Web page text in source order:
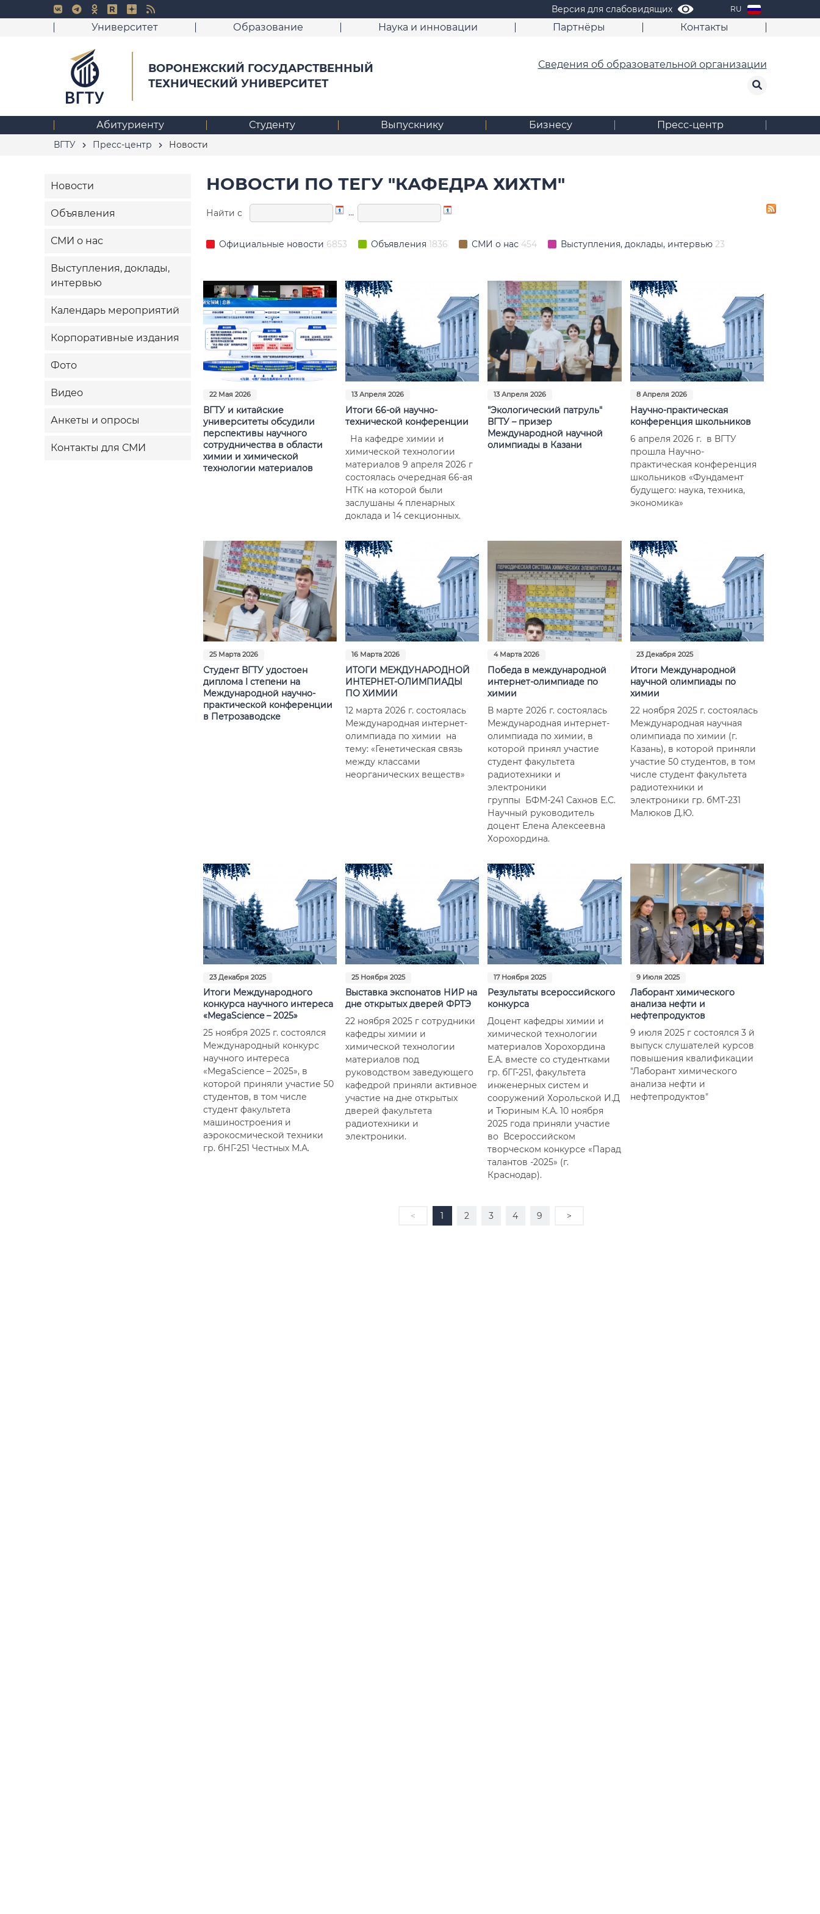
Версия для слабовидящих RU
Университет Образование Наука и инновации Партнёры Контакты
ВОРОНЕЖСКИЙ ГОСУДАРСТВЕННЫЙ
ТЕХНИЧЕСКИЙ УНИВЕРСИТЕТ
Сведения об образовательной организации
Абитуриенту Студенту Выпускнику Бизнесу Пресс-центр
ВГТУ Пресс-центр Новости
Новости
Объявления
СМИ о нас
Выступления, доклады,
интервью
Календарь мероприятий
Корпоративные издания
Фото
Видео
Анкеты и опросы
Контакты для СМИ
НОВОСТИ ПО ТЕГУ "КАФЕДРА ХИХТМ"
Найти с …
Официальные новости 6853 Объявления 1836 СМИ о нас 454 Выступления, доклады, интервью 23
22 Мая 2026
ВГТУ и китайские
университеты обсудили
перспективы научного
сотрудничества в области
химии и химической
технологии материалов
13 Апреля 2026
Итоги 66-ой научно-
технической конференции
На кафедре химии и
химической технологии
материалов 9 апреля 2026 г
состоялась очередная 66-ая
НТК на которой были
заслушаны 4 пленарных
доклада и 14 секционных.
13 Апреля 2026
"Экологический патруль"
ВГТУ – призер
Международной научной
олимпиады в Казани
8 Апреля 2026
Научно-практическая
конференция школьников
6 апреля 2026 г. в ВГТУ
прошла Научно-
практическая конференция
школьников «Фундамент
будущего: наука, техника,
экономика»
25 Марта 2026
Студент ВГТУ удостоен
диплома I степени на
Международной научно-
практической конференции
в Петрозаводске
16 Марта 2026
ИТОГИ МЕЖДУНАРОДНОЙ
ИНТЕРНЕТ-ОЛИМПИАДЫ
ПО ХИМИИ
12 марта 2026 г. состоялась
Международная интернет-
олимпиада по химии на
тему: «Генетическая связь
между классами
неорганических веществ»
4 Марта 2026
Победа в международной
интернет-олимпиаде по
химии
В марте 2026 г. состоялась
Международная интернет-
олимпиада по химии, в
которой принял участие
студент факультета
радиотехники и
электроники
группы БФМ-241 Сахнов Е.С.
Научный руководитель
доцент Елена Алексеевна
Хорохордина.
23 Декабря 2025
Итоги Международной
научной олимпиады по
химии
22 ноября 2025 г. состоялась
Международная научная
олимпиада по химии (г.
Казань), в которой приняли
участие 50 студентов, в том
числе студент факультета
радиотехники и
электроники гр. бМТ-231
Малюков Д.Ю.
23 Декабря 2025
Итоги Международного
конкурса научного интереса
«MegaScience – 2025»
25 ноября 2025 г. состоялся
Международный конкурс
научного интереса
«MegaScience – 2025», в
которой приняли участие 50
студентов, в том числе
студент факультета
машиностроения и
аэрокосмической техники
гр. бНГ-251 Честных М.А.
25 Ноября 2025
Выставка экспонатов НИР на
дне открытых дверей ФРТЭ
22 ноября 2025 г сотрудники
кафедры химии и
химической технологии
материалов под
руководством заведующего
кафедрой приняли активное
участие на дне открытых
дверей факультета
радиотехники и
электроники.
17 Ноября 2025
Результаты всероссийского
конкурса
Доцент кафедры химии и
химической технологии
материалов Хорохордина
Е.А. вместе со студентками
гр. бГГ-251, факультета
инженерных систем и
сооружений Хорольской И.Д
и Тюриным К.А. 10 ноября
2025 года приняли участие
во Всероссийском
творческом конкурсе «Парад
талантов -2025» (г.
Краснодар).
9 Июля 2025
Лаборант химического
анализа нефти и
нефтепродуктов
9 июля 2025 г состоялся 3 й
выпуск слушателей курсов
повышения квалификации
"Лаборант химического
анализа нефти и
нефтепродуктов"
< 1 2 3 4 9 >